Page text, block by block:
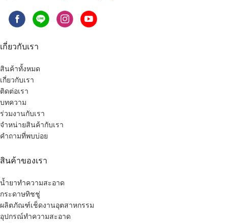
เกี่ยวกับเรา
สินค้าทั้งหมด
เกี่ยวกับเรา
ติดต่อเรา
บทความ
ร่วมงานกับเรา
จำหน่ายสินค้ากับเรา
คำถามที่พบบ่อย
สินค้าของเรา
น้ำยาทำความสะอาด
กระดาษทิชชู่
ผลิตภัณฑ์เช็ดงานอุตสาหกรรม
อุปกรณ์ทำความสะอาด